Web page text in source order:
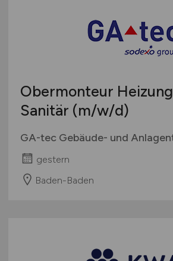
Obermonteur
Sanitär (m/w/d)
GA-tec Gebäude- und
gestern
Baden-Baden